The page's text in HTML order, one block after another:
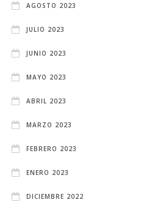
AGOSTO 2023
JULIO 2023
JUNIO 2023
MAYO 2023
ABRIL 2023
MARZO 2023
FEBRERO 2023
ENERO 2023
DICIEMBRE 2022